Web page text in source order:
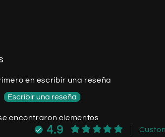
en escribir una reseña
Escribir una reseña
encontraron elementos
4.9